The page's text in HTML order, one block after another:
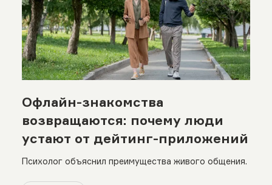
Офлайн-знакомства
возвращаются: почему люди
устают от дейтинг-приложений
Психолог объяснил преимущества живого общения.